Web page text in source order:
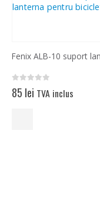
0 out of 5
85 lei TVA inclus